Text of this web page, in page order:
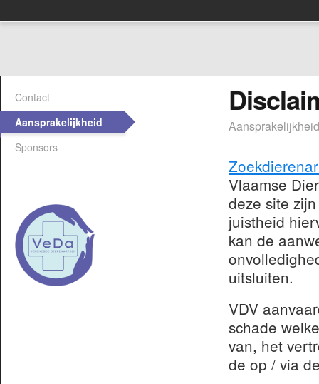
Contact
Aansprakelijkheid
Sponsors
Vlaamse
deze site
juistheid
kan de
uitsluiten.
VDV
schade
van, het
de op / via